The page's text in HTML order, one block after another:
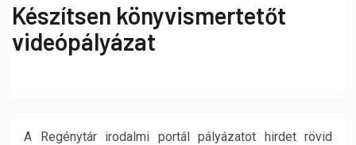
Készítsen könyvismertetőt
videópályázat
A Regénytár irodalmi portál pályázatot hirdet rövid